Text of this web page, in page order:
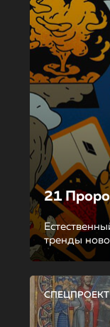
21
тренды
СПЕЦПРОЕКТ